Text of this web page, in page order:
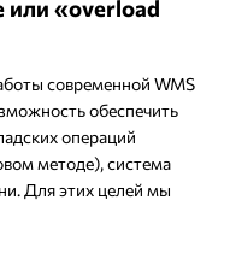
или «overload
современной WMS
обеспечить
операций
методе), система
Для этих целей мы